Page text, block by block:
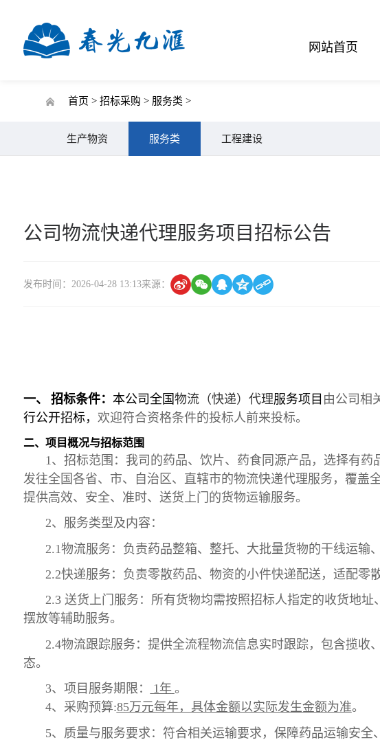
网站首页
首页 >招标采购 > 服务类 >
生产物资 服务类 工程建设
公司物流快递代理服务项目招标公告
发布时间：2026-04-28 13:13来源：
一、 招标条件： 本公司 全国物流（快递）代理服务项目 由公司相
行公开招标， 欢迎符合资格条件的投标人前来投标。
二、 项目概况与招标范围
1、招标范围 ： 我司的药品、 饮片、 药食同源产品 ， 选择有药
发往全国各省、市、自治区、直辖市的物流快递代理服务，覆盖
提供高效、安全、准时、送货上门 的货物运输服务。
2、 服务类型及内容 ：
2.1物流服务：负责药品整箱、整托、大批量货物的干线运输
2.2快递服务：负责零散药品、物资的小件快递配送，适配零
2.3 送货上门服务：所有货物均需按照招标人指定的收货地
摆放等辅助服务。
2.4物流跟踪服务：提供全流程物流信息实时跟踪，包含揽
态。
3、 项目 服务期限 ： 1年 。
4、 采购预算:85万元每年，具体金额以实际发生金额为准。
5、质量与服务要求： 符合相关运输要求，保障药品运输安全